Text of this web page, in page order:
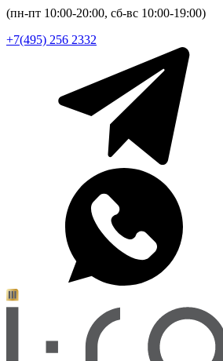
(пн-пт 10:00-20:00, сб-вс 10:00-19:00)
+7(495) 256 2332